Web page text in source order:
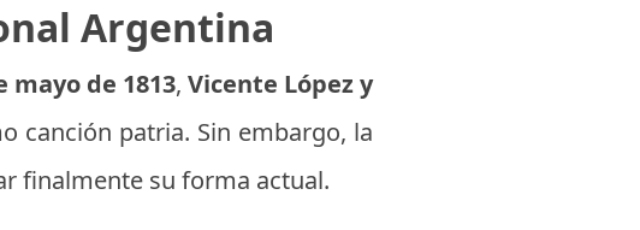
Argentina
mayo de 1813, Vicente López y
canción patria. Sin embargo, la
finalmente su forma actual.